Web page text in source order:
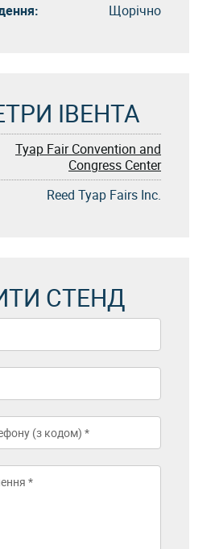
Щорічно
ІВЕНТА
Tyap Fair Convention and
Congress Center
Reed Tyap Fairs Inc.
СТЕНД